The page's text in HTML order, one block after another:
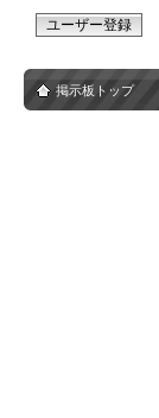
ユーザー登録
掲示板トップ